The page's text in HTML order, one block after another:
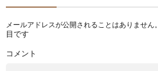
メールアドレスが公開されることはありません。
目です
コメント